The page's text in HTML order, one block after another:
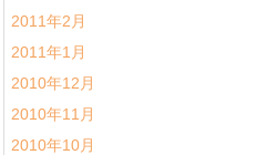
2011年2月
2011年1月
2010年12月
2010年11月
2010年10月